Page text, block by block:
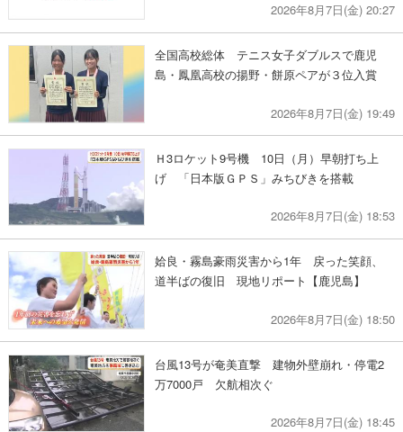
2026年8月7日(金) 20:27
全国高校総体 テニス女子ダブルスで鹿児
島・鳳凰高校の揚野・餅原ペアが３位入賞
2026年8月7日(金) 19:49
Ｈ3ロケット9号機 10日（月）早朝打ち上
げ 「日本版ＧＰＳ」みちびきを搭載
2026年8月7日(金) 18:53
姶良・霧島豪雨災害から1年 戻った笑顔、
道半ばの復旧 現地リポート【鹿児島】
2026年8月7日(金) 18:50
台風13号が奄美直撃 建物外壁崩れ・停電2
万7000戸 欠航相次ぐ
2026年8月7日(金) 18:45